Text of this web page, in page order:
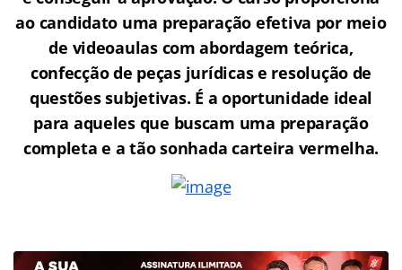
ao candidato uma preparação efetiva por meio
de videoaulas com abordagem teórica,
confecção de peças jurídicas e resolução de
questões subjetivas. É a oportunidade ideal
para aqueles que buscam uma preparação
completa e a tão sonhada carteira vermelha.